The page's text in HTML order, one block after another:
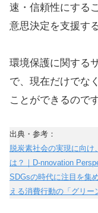
速・信頼性にする
意思決定を支援す
環境保護に関する
で、現在だけでな
ことができるのです
出典・参考：
脱炭素社会の実現に向け
は？｜D-nnovation
SDGsの時代に注目を集
える消費行動の「グリ